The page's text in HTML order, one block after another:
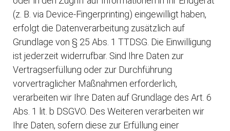
(z. B. via Device-Fingerprinting) eingewilligt haben,
erfolgt die Datenverarbeitung zusätzlich auf
Grundlage von § 25 Abs. 1 TTDSG. Die Einwilligung
ist jederzeit widerrufbar. Sind Ihre Daten zur
Vertragserfüllung oder zur Durchführung
vorvertraglicher Maßnahmen erforderlich,
verarbeiten wir Ihre Daten auf Grundlage des Art. 6
Abs. 1 lit. b DSGVO. Des Weiteren verarbeiten wir
Ihre Daten, sofern diese zur Erfüllung einer